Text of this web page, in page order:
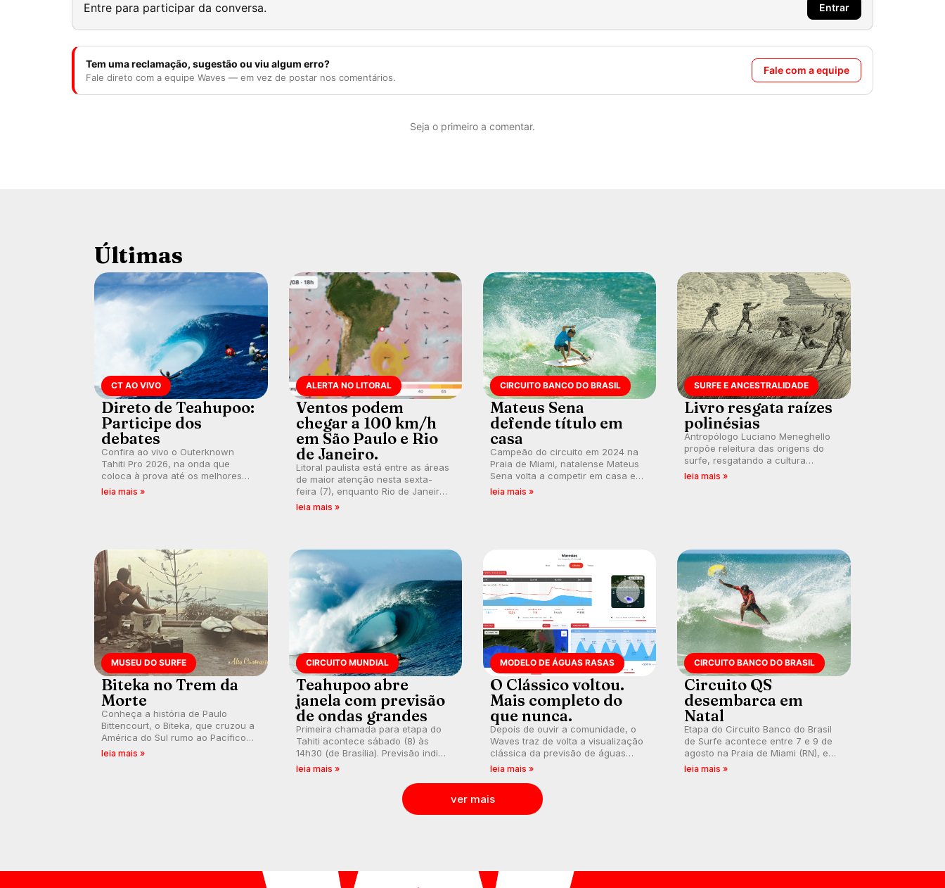
Entre para participar da conversa. Entrar
Tem uma reclamação, sugestão ou viu algum erro?
Fale direto com a equipe Waves — em vez de postar nos comentários.
Fale com a equipe
Seja o primeiro a comentar.
Últimas
CT AO VIVO
Direto de Teahupoo:
Participe dos
debates
Confira ao vivo o Outerknown
Tahiti Pro 2026, na onda que
coloca à prova até os melhores
surfistas do mundo. E participe dos
leia mais »
ALERTA NO LITORAL
Ventos podem
chegar a 100 km/h
em São Paulo e Rio
de Janeiro.
Litoral paulista está entre as áreas
de maior atenção nesta sexta-
feira (7), enquanto Rio de Janeiro
também recebe alerta para ventos
leia mais »
CIRCUITO BANCO DO BRASIL
Mateus Sena
defende título em
casa
Campeão do circuito em 2024 na
Praia de Miami, natalense Mateus
Sena volta a competir em casa em
busca de manter a hegemonia
leia mais »
SURFE E ANCESTRALIDADE
Livro resgata raízes
polinésias
Antropólogo Luciano Meneghello
propõe releitura das origens do
surfe, resgatando a cultura
polinésia e questionando a visão
leia mais »
MUSEU DO SURFE
Biteka no Trem da
Morte
Conheça a história de Paulo
Bittencourt, o Biteka, que cruzou a
América do Sul rumo ao Pacífico
em uma jornada que se tornou um
leia mais »
CIRCUITO MUNDIAL
Teahupoo abre
janela com previsão
de ondas grandes
Primeira chamada para etapa do
Tahiti acontece sábado (8) às
14h30 (de Brasília). Previsão indica
swell consistente. Medina
divulga baterias, com Kelly Slater
leia mais »
MODELO DE ÁGUAS RASAS
O Clássico voltou.
Mais completo do
que nunca.
Depois de ouvir a comunidade, o
Waves traz de volta a visualização
clássica da previsão de águas
rasas, agora integrada à nova
ondas para até 16 dias.
leia mais »
CIRCUITO BANCO DO BRASIL
Circuito QS
desembarca em
Natal
Etapa do Circuito Banco do Brasil
de Surfe acontece entre 7 e 9 de
agosto na Praia de Miami (RN), em
disputas válidas pelo Qualifying
leia mais »
ver mais